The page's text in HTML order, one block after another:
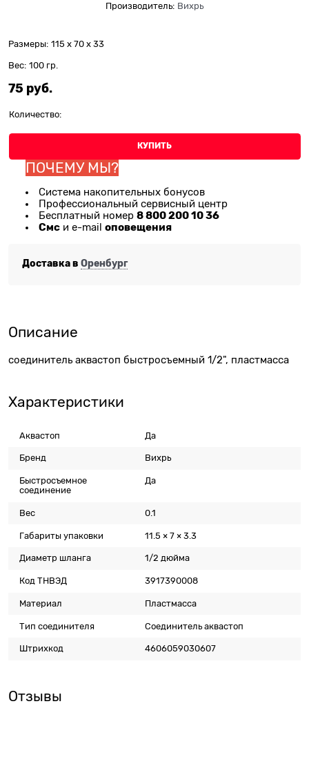
Производитель: Вихрь
Размеры: 115 x 70 x 33
Вес: 100 гр.
75 руб.
Количество:
КУПИТЬ
ПОЧЕМУ МЫ?
Система накопительных бонусов
Профессиональный сервисный центр
Бесплатный номер 8 800 200 10 36
Смс и e-mail оповещения
Доставка в Оренбург
Описание
соединитель аквастоп быстросъемный 1/2", пластмасса
Характеристики
Аквастоп Да
Бренд Вихрь
Быстросъемное
соединение
Да
Вес 0.1
Габариты упаковки 11.5 × 7 × 3.3
Диаметр шланга 1/2 дюйма
Код ТНВЭД 3917390008
Материал Пластмасса
Тип соединителя Соединитель аквастоп
Штрихкод 4606059030607
Отзывы